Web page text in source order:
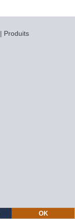
OK
| Produits